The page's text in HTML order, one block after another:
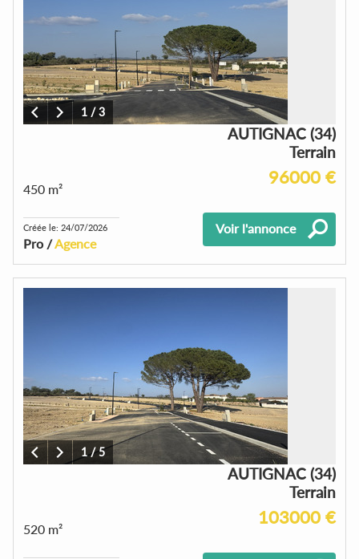
1 /3
AUTIGNAC (34)
Terrain
96000 €
450 m²
Créée le: 24/07/2026
Pro /Agence
Voir l'annonce
1/5
AUTIGNAC (34)
Terrain
103000 €
520 m²